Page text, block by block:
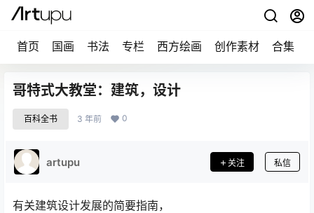
首页 国画 书法 专栏 西方绘画 创作素材 合集
哥特式大教堂：建筑，设计
百科全书 3 年前 0
artupu 关注 私信
有关建筑设计发展的简要指南，